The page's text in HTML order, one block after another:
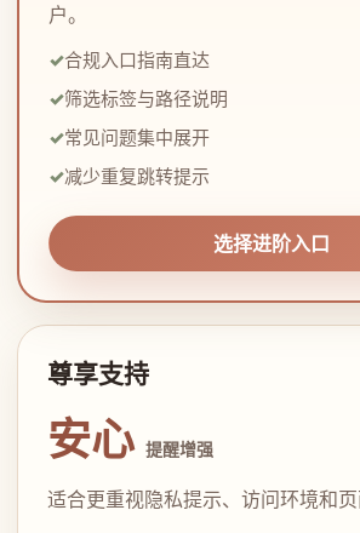
户。
合规入口指南直达
筛选标签与路径说明
常见问题集中展开
减少重复跳转提示
选择进阶入口
尊享支持
安心 提醒增强
适合更重视隐私提示、访问环境和页